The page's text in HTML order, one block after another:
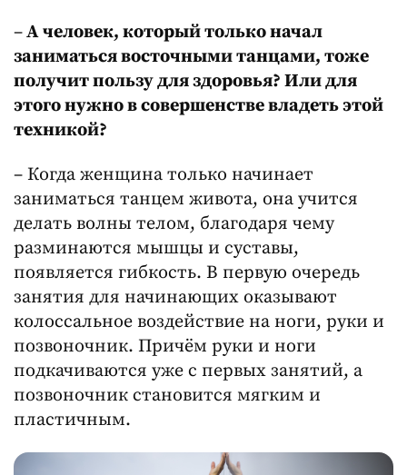
–А человек, который только начал
заниматься восточными танцами, тоже
получит пользу для здоровья? Или для
этого нужно в совершенстве владеть этой
техникой?
– Когда женщина только начинает
заниматься танцем живота, она учится
делать волны телом, благодаря чему
разминаются мышцы и суставы,
появляется гибкость. В первую очередь
занятия для начинающих оказывают
колоссальное воздействие на ноги, руки и
позвоночник. Причём руки и ноги
подкачиваются уже с первых занятий, а
позвоночник становится мягким и
пластичным.